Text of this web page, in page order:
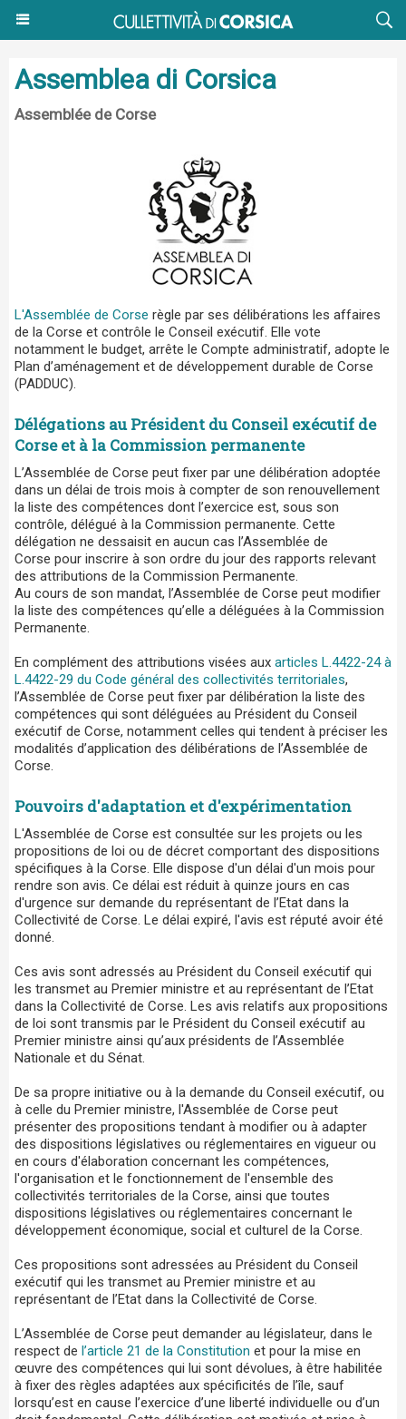
Assemblea di Corsica
Assemblée de Corse
L'Assemblée de Corse règle par ses délibérations les affaires
de la Corse et contrôle le Conseil exécutif. Elle vote
notamment le budget, arrête le Compte administratif, adopte le
Plan d’aménagement et de développement durable de Corse
(PADDUC).
Délégations au Président du Conseil exécutif de
Corse et à la Commission permanente
L’Assemblée de Corse peut fixer par une délibération adoptée
dans un délai de trois mois à compter de son renouvellement
la liste des compétences dont l’exercice est, sous son
contrôle, délégué à la Commission permanente. Cette
délégation ne dessaisit en aucun cas l’Assemblée de
Corse pour inscrire à son ordre du jour des rapports relevant
des attributions de la Commission Permanente.
Au cours de son mandat, l’Assemblée de Corse peut modifier
la liste des compétences qu’elle a déléguées à la Commission
Permanente.
En complément des attributions visées aux articles L.4422-24 à
L.4422-29 du Code général des collectivités territoriales,
l’Assemblée de Corse peut fixer par délibération la liste des
compétences qui sont déléguées au Président du Conseil
exécutif de Corse, notamment celles qui tendent à préciser les
modalités d’application des délibérations de l’Assemblée de
Corse.
Pouvoirs d'adaptation et d'expérimentation
L'Assemblée de Corse est consultée sur les projets ou les
propositions de loi ou de décret comportant des dispositions
spécifiques à la Corse. Elle dispose d'un délai d'un mois pour
rendre son avis. Ce délai est réduit à quinze jours en cas
d'urgence sur demande du représentant de l’Etat dans la
Collectivité de Corse. Le délai expiré, l'avis est réputé avoir été
donné.
Ces avis sont adressés au Président du Conseil exécutif qui
les transmet au Premier ministre et au représentant de l’Etat
dans la Collectivité de Corse. Les avis relatifs aux propositions
de loi sont transmis par le Président du Conseil exécutif au
Premier ministre ainsi qu’aux présidents de l’Assemblée
Nationale et du Sénat.
De sa propre initiative ou à la demande du Conseil exécutif, ou
à celle du Premier ministre, l'Assemblée de Corse peut
présenter des propositions tendant à modifier ou à adapter
des dispositions législatives ou réglementaires en vigueur ou
en cours d'élaboration concernant les compétences,
l'organisation et le fonctionnement de l'ensemble des
collectivités territoriales de la Corse, ainsi que toutes
dispositions législatives ou réglementaires concernant le
développement économique, social et culturel de la Corse.
Ces propositions sont adressées au Président du Conseil
exécutif qui les transmet au Premier ministre et au
représentant de l’Etat dans la Collectivité de Corse.
L’Assemblée de Corse peut demander au législateur, dans le
respect de l’article 21 de la Constitution et pour la mise en
œuvre des compétences qui lui sont dévolues, à être habilitée
à fixer des règles adaptées aux spécificités de l’île, sauf
lorsqu’est en cause l’exercice d’une liberté individuelle ou d’un